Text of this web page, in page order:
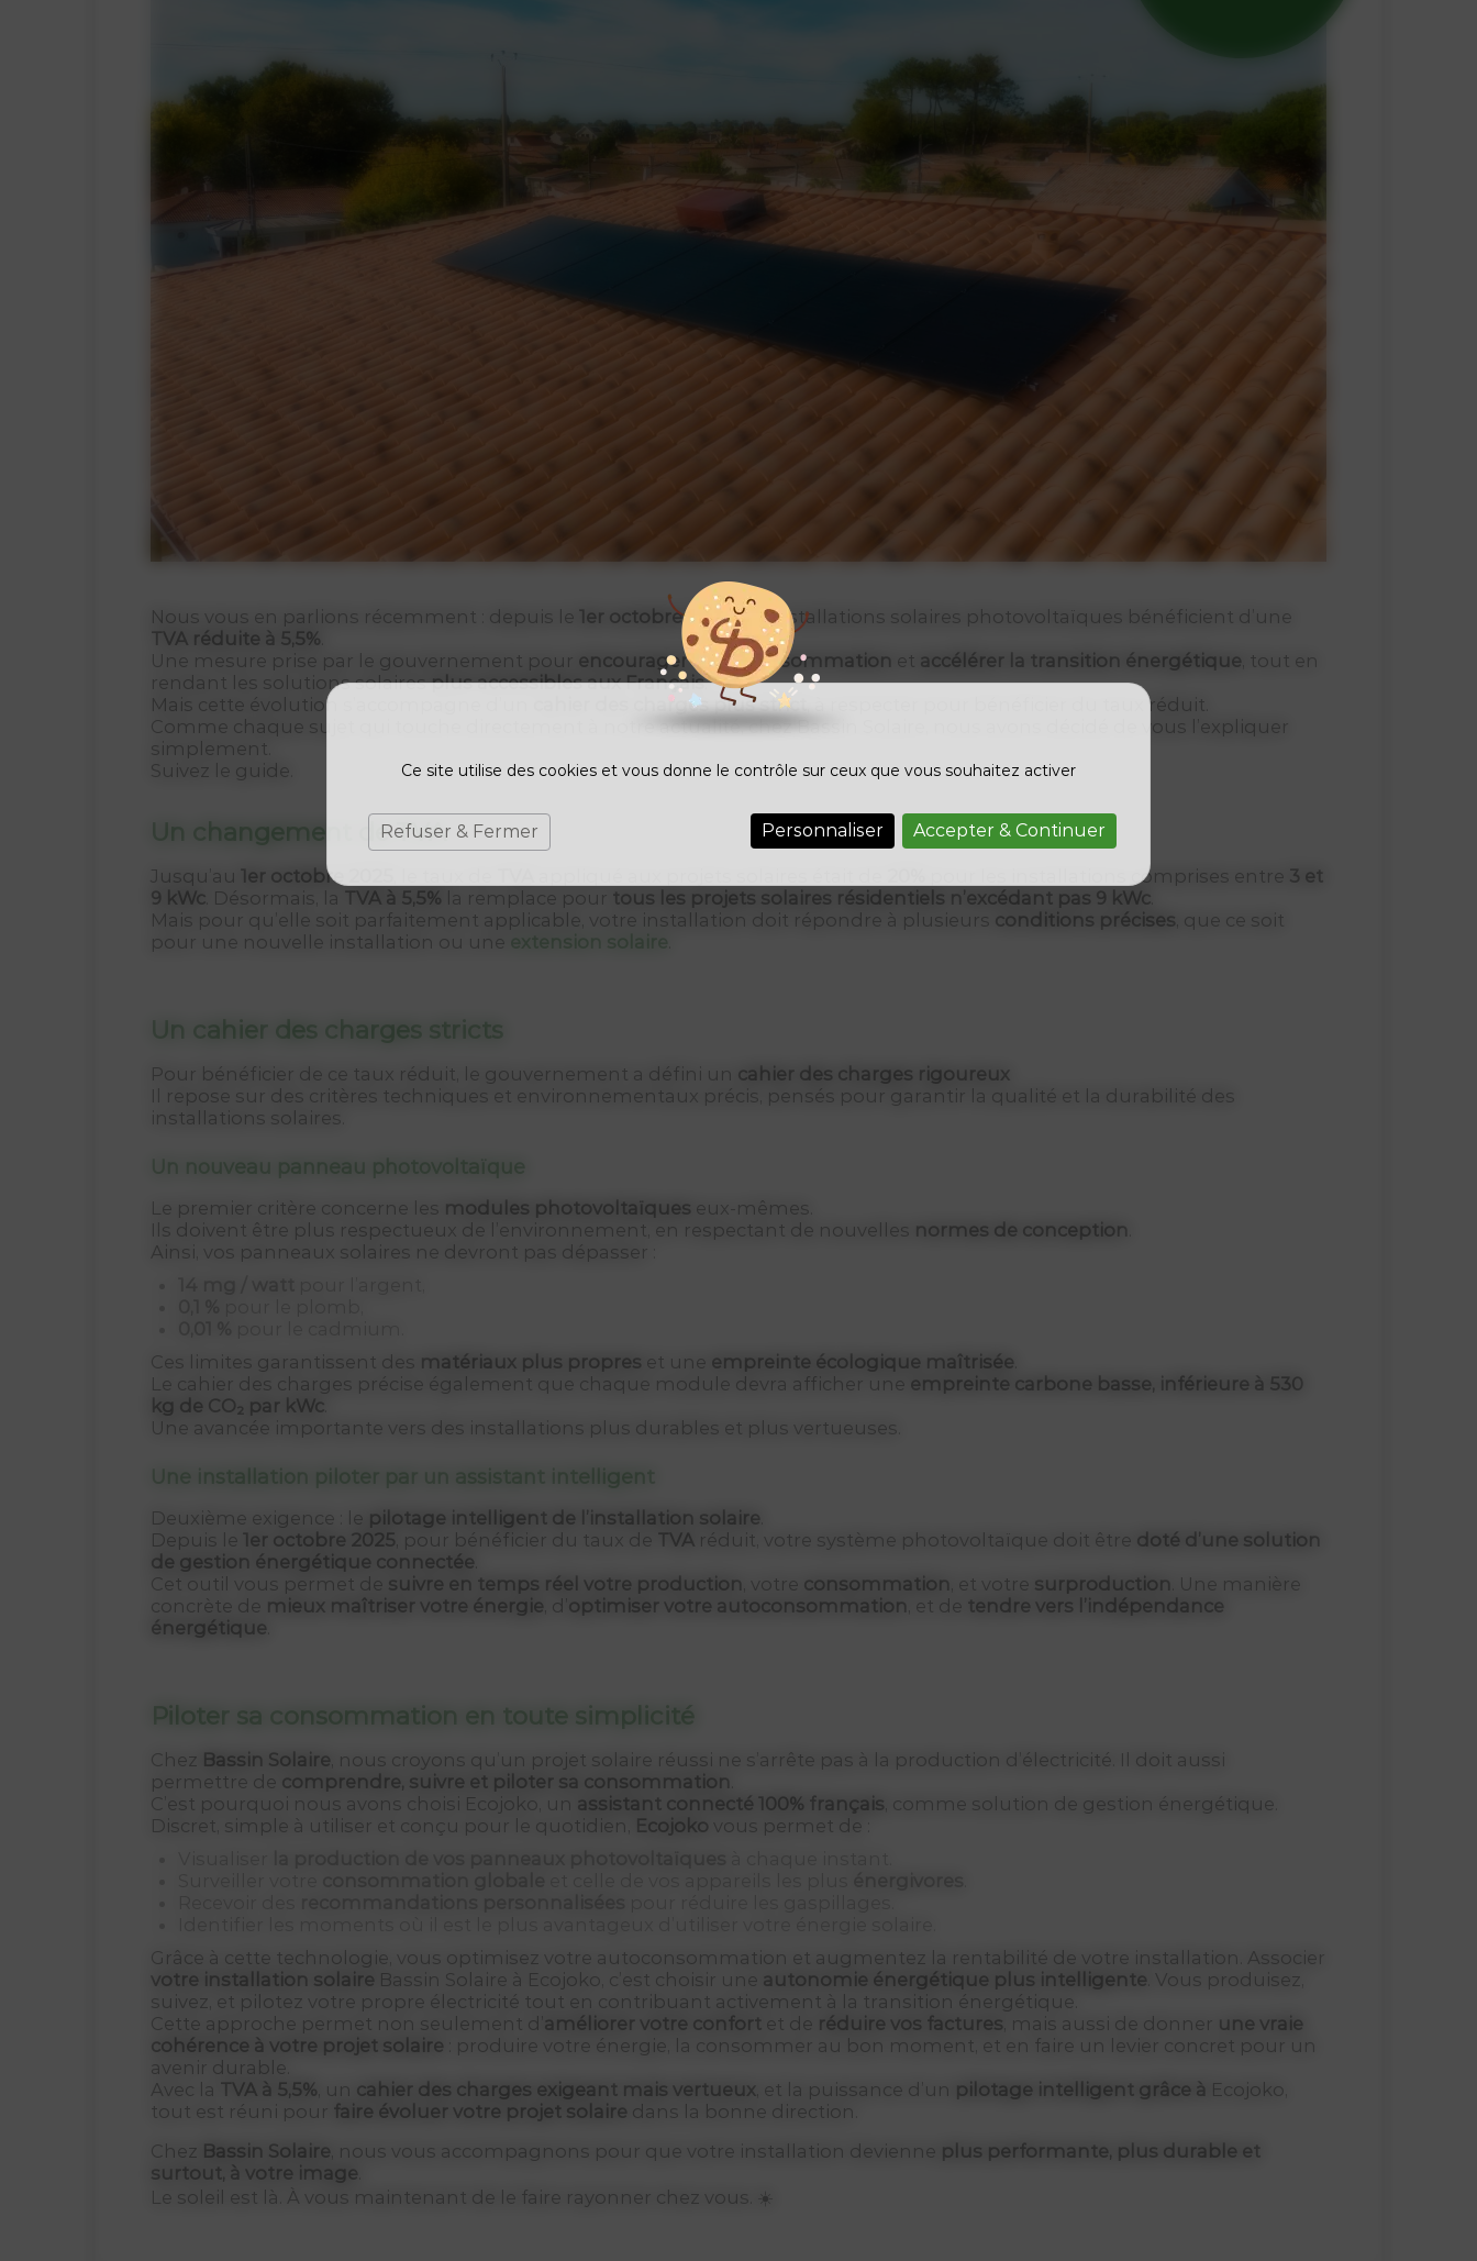
Ce site utilise des cookies et vous donne le contrôle sur ceux que vous souhaitez activer
Accepter & Continuer
Refuser & Fermer Personnaliser
Nous vous en parlions récemment : depuis le 1er octobre 2025, les installations solaires photovoltaïques bénéficient d’une
TVA réduite à 5,5%
Une mesure prise par le gouvernement pour encourager l’autoconsommation et accélérer la transition énergétique , tout en
rendant les solutions solairesplus accessibles aux Français.
Mais cette évolution s’accompagne d’un
cahier des charges plus strict
, à respecter pour bénéficier du taux réduit.
Comme chaque sujet qui touche directement à notre actualité, chez Bassin Solaire, nous avons décidé de vous l’expliquer
simplement.
Suivez le guide.
Un changement de TVA
Jusqu’au 1er octobre 2025 pour les installations comprises entre 3 et
9 kWc . Désormais, la TVA à 5,5% la remplace pour tous les projets solaires résidentiels n’excédant pas 9 kWc
Mais pour qu’elle soit parfaitement applicable, votre installation doit répondre à plusieurs conditions précises , que ce soit
pour une nouvelle installation ou une
Un cahier des charges stricts
Pour bénéficier de ce taux réduit, le gouvernement a défini un cahier des charges rigoureux
Il repose sur des critères techniques et environnementaux précis, pensés pour garantir la qualité et la durabilité des
installations solaires.
Un nouveau panneau photovoltaïque
Le premier critère concerne les modules photovoltaïques eux-mêmes.
Ils doivent être plus respectueux de l’environnement, en respectant de nouvelles normes de conception
Ainsi, vos panneaux solaires ne devront pas dépasser :
Ces limites garantissent des matériaux plus propres et une empreinte écologique maîtrisée
Le cahier des charges précise également que chaque module devra afficher une empreinte carbone basse, inférieure à 530
kg de CO₂ par kWc
Une avancée importante vers des installations plus durables et plus vertueuses.
Une installation piloter par un assistant intelligent
Deuxième exigence : le pilotage intelligent de l’installation solaire
Depuis le
1er octobre 2025 , pour bénéficier du taux de TVA réduit, votre système photovoltaïque doit être doté d’une solution
de gestion énergétique connectée
Cet outil vous permet de suivre en temps réel votre production , votre consommation , et votre surproduction . Une manière
concrète de mieux maîtriser votre énergie , d’ optimiser votre autoconsommation , et de tendre vers l’indépendance
énergétique
Piloter sa consommation en toute simplicité
Chez Bassin Solaire , nous croyons qu’un projet solaire réussi ne s’arrête pas à la production d’électricité. Il doit aussi
permettre de comprendre, suivre et piloter sa consommation
C’est pourquoi nous avons choisi Ecojoko, un assistant connecté 100% français , comme solution de gestion énergétique.
Discret, simple à utiliser et conçu pour le quotidien,
Ecojoko vous permet de :
Grâce à cette technologie, vous optimisez votre autoconsommation et augmentez la rentabilité de votre installation. Associer
votre installation solaire Bassin Solaire à Ecojoko, c’est choisir une autonomie énergétique plus intelligente . Vous produisez,
suivez, et pilotez votre propre électricité tout en contribuant activement à la transition énergétique.
Cette approche permet non seulement d’ améliorer votre confort et de réduire vos factures , mais aussi de donner une vraie
cohérence à votre projet solaire : produire votre énergie, la consommer au bon moment, et en faire un levier concret pour un
avenir durable.
Avec la TVA à 5,5% , un cahier des charges exigeant mais vertueux , et la puissance d’un pilotage intelligent grâce à Ecojoko,
tout est réuni pour faire évoluer votre projet solaire dans la bonne direction.
Chez Bassin Solaire , nous vous accompagnons pour que votre installation devienne plus performante, plus durable et
surtout, à votre image
Le soleil est là. À vous maintenant de le faire rayonner chez vous. ☀️